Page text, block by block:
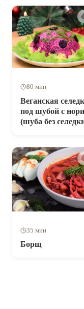
80 мин
Веганская
под шубой с нори
(шуба без
35 мин
Борщ